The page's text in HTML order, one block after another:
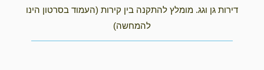
דירות גן וגג. מומלץ להתקנה בין קירות (העמוד בסרטון הינו
להמחשה)